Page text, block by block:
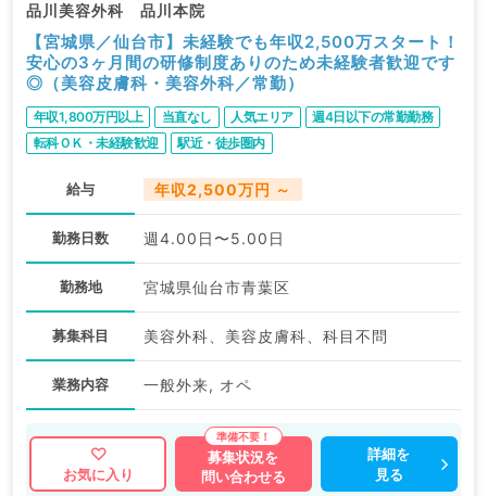
品川美容外科 品川本院
【宮城県／仙台市】未経験でも年収2,500万スタート！
安心の3ヶ月間の研修制度ありのため未経験者歓迎です
◎（美容皮膚科・美容外科／常勤）
年収1,800万円以上 当直なし 人気エリア
週4日以下の常勤勤務
転科ＯＫ・未経験歓迎
駅近・徒歩圏内
給与 年収2,500万円 ～
勤務日数 週4.00日〜5.00日
勤務地 宮城県仙台市青葉区
募集科目 美容外科、美容皮膚科、科目不問
業務内容 一般外来, オペ
お気に入り
募集状況を
問い合わせる
詳細を
見る